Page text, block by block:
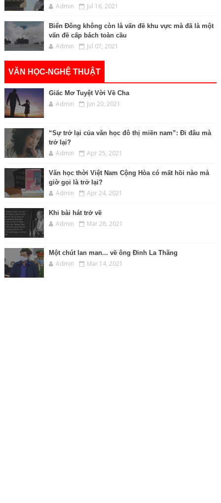
Admin Jul 16, 2021
Biển Đông không còn là vấn đề khu vực mà đã là một
vấn đề cấp bách toàn cầu
Admin Jul 07, 2021
VĂN HỌC-NGHỆ THUẬT
Giấc Mơ Tuyệt Vời Về Cha
Admin Jun 20, 2021
“Sự trở lại của văn học đô thị miền nam”: Đi đâu mà
trở lại?
Admin Apr 25, 2021
Văn học thời Việt Nam Cộng Hòa có mất hồi nào mà
giờ gọi là trở lại?
Admin Apr 24, 2021
Khi bài hát trở về
Admin Mar 28, 2021
Một chút lan man... về ông Đinh La Thăng
Admin Mar 14, 2021